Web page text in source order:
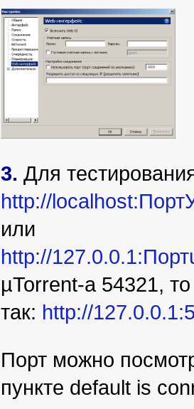
3. Для
http://
или
http://
µTorrent-а 54321,
так: http://
Порт можно
пункте default is